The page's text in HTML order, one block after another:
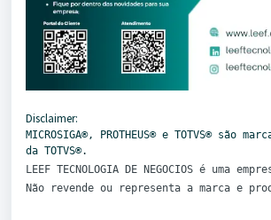
Disclaimer:
MICROSIGA®️, PROTHEUS®️ e TOTVS®️ são
da TOTVS®️.
LEEF TECNOLOGIA DE NEGOCIOS é uma
Não revende ou representa a marca e